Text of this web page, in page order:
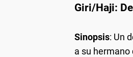
Giri/Haji:
Sinopsis: Un
a su hermano